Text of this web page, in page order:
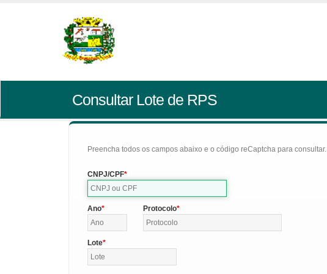
Consultar Lote de RPS
Preencha todos os campos abaixo e o código reCaptcha para consultar.
CNPJ/CPF
Ano Protocolo
Lote